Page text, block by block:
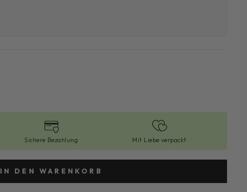
Sichere Bezahlung Mit Liebe verpackt
IN DEN WARENKORB